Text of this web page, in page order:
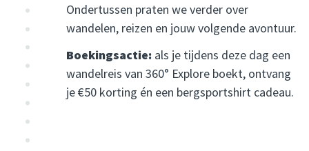
Ondertussen praten we verder over
wandelen, reizen en jouw volgende avontuur.
Boekingsactie: als je tijdens deze dag een
wandelreis van 360° Explore boekt, ontvang
je €50 korting én een bergsportshirt cadeau.